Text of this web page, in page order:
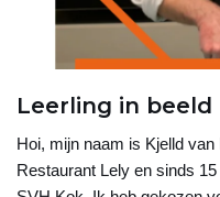
Leerling in beeld
Hoi, mijn naam is Kjelld
Restaurant Lely en sinds